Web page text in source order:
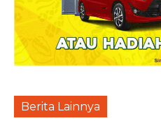
Berita Lainnya